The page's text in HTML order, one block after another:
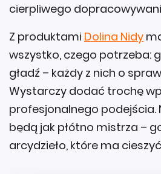
cierpliwego
Z produktami Dolina Nidy
wszystko, czego potrzeba:
gładź – każdy z nich o
Wystarczy dodać trochę
profesjonalnego podejścia.
będą jak płótno mistrza –
arcydzieło, które ma